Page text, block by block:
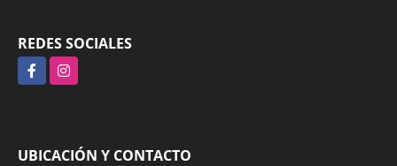
REDES SOCIALES
FacebookInstagram
UBICACIÓN Y CONTACTO